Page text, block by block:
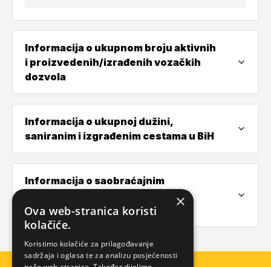
Informacija o ukupnom broju aktivnih
i proizvedenih/izrađenih vozačkih
dozvola
Informacija o ukupnoj dužini,
saniranim i izgrađenim cestama u BiH
Informacija o saobraćajnim
nezgodama, njihovim uzrocima i
posljedicama u BiH
×
Ova web-stranica koristi
kolačiće.
Koristimo kolačiće za prilagođavanje
sadržaja i oglasa te za analizu posjećenosti